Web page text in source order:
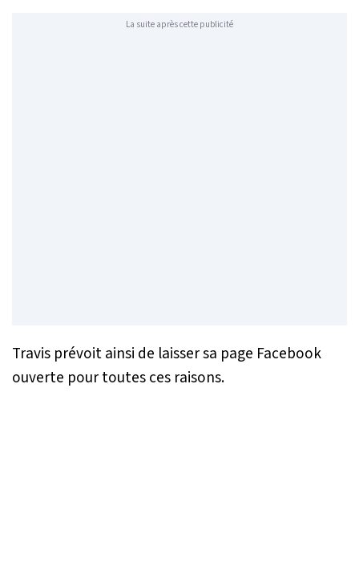
La suite après cette publicité
Travis prévoit ainsi de laisser sa page Facebook
ouverte pour toutes ces raisons.